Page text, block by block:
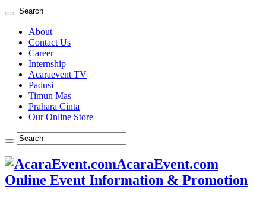
About
Contact Us
Career
Internship
Acaraevent TV
Padusi
Timun Mas
Prahara Cinta
Our Online Store
AcaraEvent.com
Online Event Information & Promotion